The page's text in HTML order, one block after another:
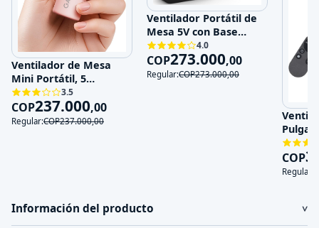
Ventilador de Mesa
Mini Portátil, 5
Velocidades, 5V,
Recargable
3.5
COP237.000,00
Regular:COP237.000,00
Ventilador Portátil de
Mesa 5V con Base
Magnética y 100
Velocidades
4.0
COP273.000,00
Regular:COP273.000,00
120V
COP
Regular:
Información del producto